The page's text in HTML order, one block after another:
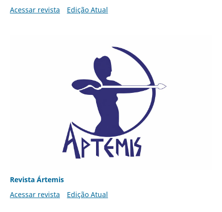
Acessar revista
Edição Atual
Revista Ártemis
Acessar revista
Edição Atual